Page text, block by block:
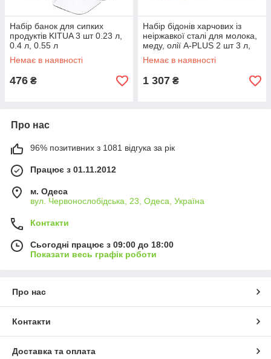
Набір банок для сипких
продуктів KITUA 3 шт 0.23 л,
0.4 л, 0.55 л
Немає в наявності
476 ₴
Набір бідонів харчових із
неіржавкої сталі для молока,
меду, олії A-PLUS 2 шт 3 л,
20 л
Немає в наявності
1 307 ₴
Про нас
96% позитивних з 1081 відгука за рік
Працює з 01.11.2012
м. Одеса
вул. Червонослобідська, 23, Одеса, Україна
Контакти
Сьогодні працює з 09:00 до 18:00
Показати весь графік роботи
Про нас
Контакти
Доставка та оплата